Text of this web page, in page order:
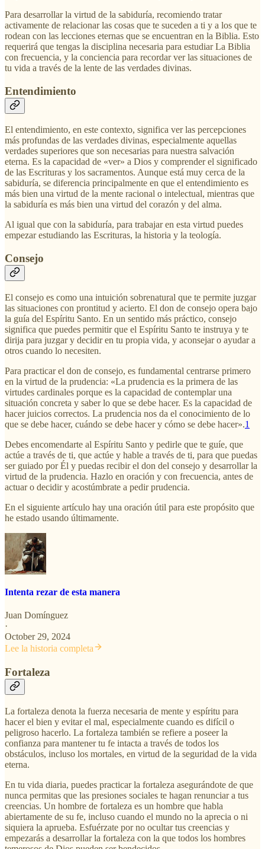
Para desarrollar la virtud de la sabiduría, recomiendo tratar
activamente de relacionar las cosas que te suceden a ti y a los que te
rodean con las lecciones eternas que se encuentran en la Biblia. Esto
requerirá que tengas la disciplina necesaria para estudiar La Biblia
con frecuencia, y la conciencia para recordar ver las situaciones de
tu vida a través de la lente de las verdades divinas.
Entendimiento
El entendimiento, en este contexto, significa ver las percepciones
más profundas de las verdades divinas, especialmente aquellas
verdades superiores que son necesarias para nuestra salvación
eterna. Es la capacidad de «ver» a Dios y comprender el significado
de las Escrituras y los sacramentos. Aunque está muy cerca de la
sabiduría, se diferencia principalmente en que el entendimiento es
más bien una virtud de la mente racional o intelectual, mientras que
la sabiduría es más bien una virtud del corazón y del alma.
Al igual que con la sabiduría, para trabajar en esta virtud puedes
empezar estudiando las Escrituras, la historia y la teología.
Consejo
El consejo es como una intuición sobrenatural que te permite juzgar
las situaciones con prontitud y acierto. El don de consejo opera bajo
la guía del Espíritu Santo. En un sentido más práctico, consejo
significa que puedes permitir que el Espíritu Santo te instruya y te
dirija para juzgar y decidir en tu propia vida, y aconsejar o ayudar a
otros cuando lo necesiten.
Para practicar el don de consejo, es fundamental centrarse primero
en la virtud de la prudencia: «La prudencia es la primera de las
virtudes cardinales porque es la capacidad de contemplar una
situación concreta y saber lo que se debe hacer. Es la capacidad de
hacer juicios correctos. La prudencia nos da el conocimiento de lo
que se debe hacer, cuándo se debe hacer y cómo se debe hacer».1
Debes encomendarte al Espíritu Santo y pedirle que te guíe, que
actúe a través de ti, que actúe y hable a través de ti, para que puedas
ser guiado por Él y puedas recibir el don del consejo y desarrollar la
virtud de la prudencia. Hazlo en oración y con frecuencia, antes de
actuar o decidir y acostúmbrate a pedir prudencia.
En el siguiente artículo hay una oración útil para este propósito que
he estado usando últimamente.
Intenta rezar de esta manera
Juan Domínguez
·
October 29, 2024
Lee la historia completa
Fortaleza
La fortaleza denota la fuerza necesaria de mente y espíritu para
hacer el bien y evitar el mal, especialmente cuando es difícil o
peligroso hacerlo. La fortaleza también se refiere a poseer la
confianza para mantener tu fe intacta a través de todos los
obstáculos, incluso los mortales, en virtud de la seguridad de la vida
eterna.
En tu vida diaria, puedes practicar la fortaleza asegurándote de que
nunca permitas que las presiones sociales te hagan renunciar a tus
creencias. Un hombre de fortaleza es un hombre que habla
abiertamente de su fe, incluso cuando el mundo no la aprecia o ni
siquiera la aprueba. Esfuérzate por no ocultar tus creencias y
empezarás a desarrollar la fortaleza con la que todos los hombres